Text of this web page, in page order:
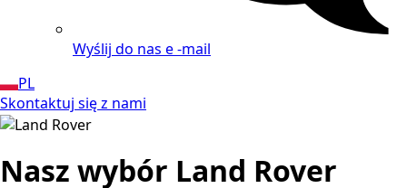
Wyślij do nas e -mail
PL
Skontaktuj się z nami
Nasz wybór Land Rover